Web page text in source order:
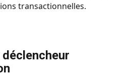
transactionnelles.